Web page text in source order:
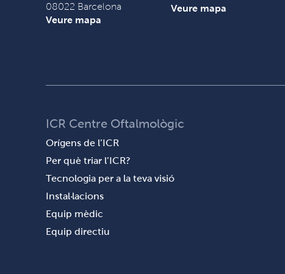
08022 Barcelona
Veure mapa
Veure mapa
ICR Centre Oftalmològic
Orígens de l’ICR
Per què triar l’ICR?
Tecnologia per a la teva visió
Instal·lacions
Equip mèdic
Equip directiu